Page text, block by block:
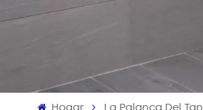
Hogar La Palanca Del